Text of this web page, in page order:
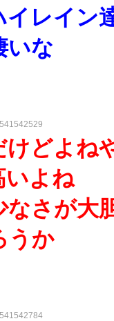
イレイン
いな
けどよね
いよね
なさが大
うか